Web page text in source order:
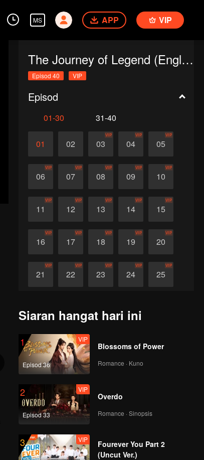
MS APP VIP
The Journey of Legend (English Ver.)
Episod 40 VIP
Episod
01-30 31-40
01 02 03
VIP
04
VIP
05
VIP
06
VIP
07
VIP
08
VIP
09
VIP
10
VIP
11
VIP
12
VIP
13
VIP
14
VIP
15
VIP
16
VIP
17
VIP
18
VIP
19
VIP
20
VIP
21
VIP
22
VIP
23
VIP
24
VIP
25
VIP
Siaran hangat hari ini
1
Episod 36
VIP
Blossoms of Power
Romance · Kuno
2
Episod 33
VIP
Overdo
Romance · Sinopsis
3 VIP
Fourever You Part 2
(Uncut Ver.)